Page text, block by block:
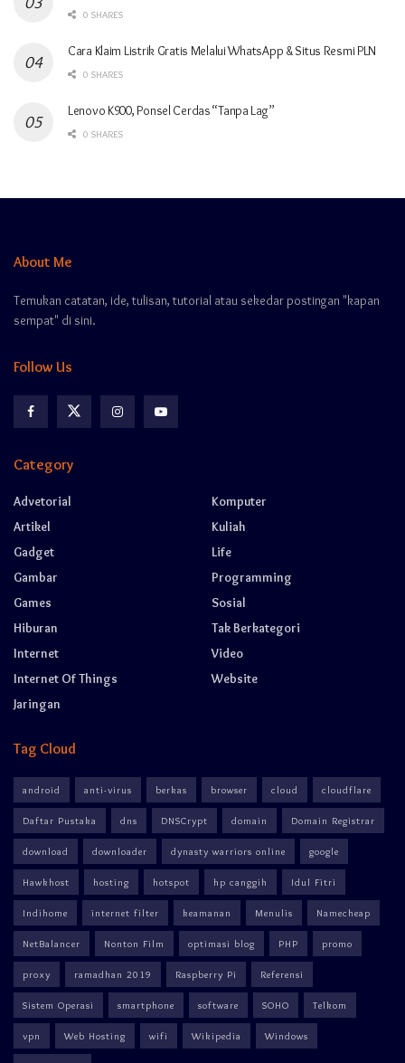
0 SHARES
Cara Klaim Listrik Gratis Melalui WhatsApp & Situs Resmi PLN
0 SHARES
Lenovo K900, Ponsel Cerdas “Tanpa Lag”
0 SHARES
About Me
Temukan catatan, ide, tulisan, tutorial atau sekedar postingan "kapan
sempat" di sini.
Follow Us
Category
Advetorial
Artikel
Gadget
Gambar
Games
Hiburan
Internet
Internet Of Things
Jaringan
Komputer
Kuliah
Life
Programming
Sosial
Tak Berkategori
Video
Website
Tag Cloud
android anti-virus berkas browser cloud cloudflare
Daftar Pustaka dns DNSCrypt domain Domain Registrar
download downloader dynasty warriors online google
Hawkhost hosting hotspot hp canggih Idul Fitri
Indihome internet filter keamanan Menulis Namecheap
NetBalancer Nonton Film optimasi blog PHP promo
proxy ramadhan 2019 Raspberry Pi Referensi
Sistem Operasi smartphone software SOHO Telkom
vpn Web Hosting wifi Wikipedia Windows